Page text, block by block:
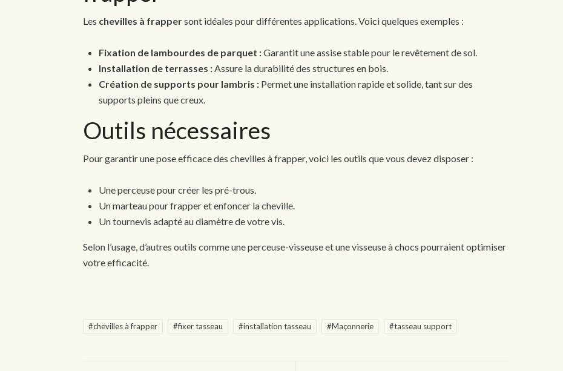
Les chevilles à frappersont idéales pour différentes applications. Voici quelques exemples :
Fixation de lambourdes de parquet :Garantit une assise stable pour le revêtement de sol.
Installation de terrasses : Assure la durabilité des structures en bois.
Création de supports pour lambris : Permet une installation rapide et solide, tant sur des
supports pleins que creux.
Outils nécessaires
Pour garantir une pose efficace des chevilles à frapper, voici les outils que vous devez disposer :
Une perceuse pour créer les pré-trous.
Un marteau pour frapper et enfoncer la cheville.
Un tournevis adapté au diamètre de votre vis.
Selon l’usage, d’autres outils comme une perceuse-visseuse et une visseuse à chocs pourraient optimiser
votre efficacité.
#chevilles à frapper #fixer tasseau #installation tasseau #Maçonnerie #tasseau support